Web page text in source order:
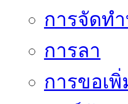
การจัดท
การลา
การขอเ